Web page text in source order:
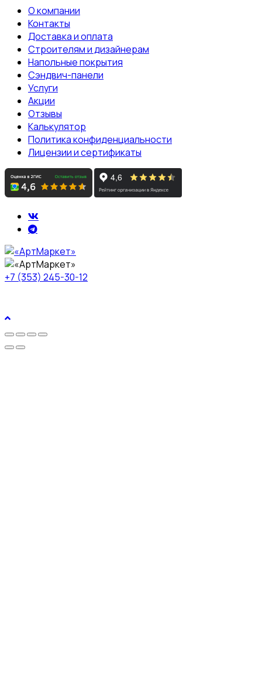
О компании
Контакты
Доставка и оплата
Строителям и дизайнерам
Напольные покрытия
Сэндвич-панели
Услуги
Акции
Отзывы
Калькулятор
Политика конфиденциальности
Лицензии и сертификаты
+7 (353) 245-30-12